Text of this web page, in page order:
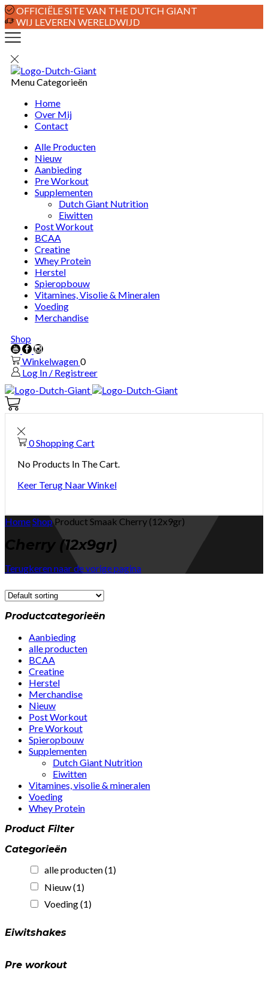
OFFICIËLE SITE VAN THE DUTCH GIANT
WIJ LEVEREN WERELDWIJD
MenuCategorieën
Home
Over Mij
Contact
Alle Producten
Nieuw
Aanbieding
Pre Workout
Supplementen
Dutch Giant Nutrition
Eiwitten
Post Workout
BCAA
Creatine
Whey Protein
Herstel
Spieropbouw
Vitamines, Visolie & Mineralen
Voeding
Merchandise
Shop
Youtube
Facebook
Instagram
Winkelwagen0
Log In / Registreer
0Shopping Cart
No Products In The Cart.
Keer Terug Naar Winkel
HomeShop Product Smaak Cherry (12x9gr)
Cherry (12x9gr)
Terugkeren naar de vorige pagina
Productcategorieën
Aanbieding
alle producten
BCAA
Creatine
Herstel
Merchandise
Nieuw
Post Workout
Pre Workout
Spieropbouw
Supplementen
Dutch Giant Nutrition
Eiwitten
Vitamines, visolie & mineralen
Voeding
Whey Protein
Product Filter
Categorieën
alle producten(1)
Nieuw(1)
Voeding(1)
Eiwitshakes
Pre workout